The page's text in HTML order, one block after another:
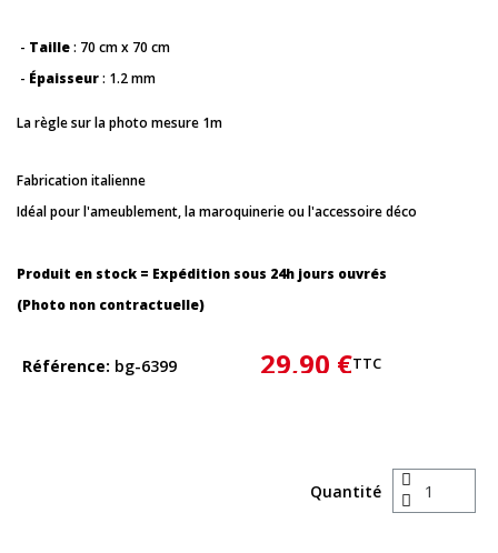
- Taille: 70 cm x 70 cm
- Épaisseur: 1.2 mm
La règle sur la photo mesure 1m
Fabrication italienne
Idéal pour l'ameublement, la maroquinerie ou l'accessoire déco
Produit en stock = Expédition sous 24h jours ouvrés
(Photo non contractuelle)
Référence bg-6399 29,90 €TTC
Quantité